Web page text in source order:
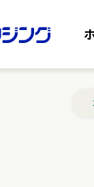
都ハウ